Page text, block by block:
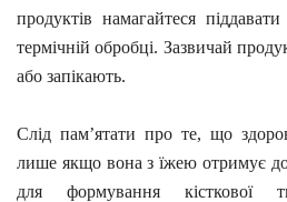
продуктів намагайтеся
термічній обробці. Зазвичай
або запікають.
Слід пам’ятати про те, що
лише якщо вона з їжею отримує
для формування кісткової